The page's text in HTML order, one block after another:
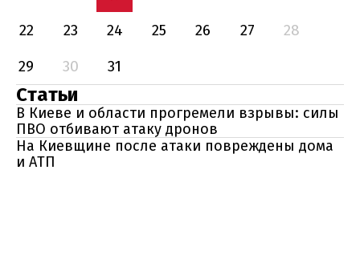
22
23 24 25 26 27
28
29
30 31
Статьи
В Киеве и области прогремели взрывы: силы
ПВО отбивают атаку дронов
На Киевщине после атаки повреждены дома
и АТП